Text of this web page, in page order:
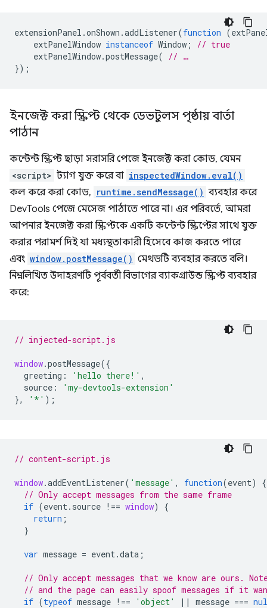
extensionPanel .onShown .addListener(function (
extPanelWindow instanceof Window ;
// true
extPanelWindow.postMessage(
// …
});
ইনজেক্ট করা স্ক্রিপ্ট থেকে ডেভটুলস পৃষ্ঠায় বার্তা
পাঠান
কন্টেন্ট স্ক্রিপ্ট ছাড়া সরাসরি পেজে ইনজেক্ট করা কোড, যেমন
<script> ট্যাগ যুক্ত করে বা inspectedWindow.eval()
কল করে করা কোড, runtime.sendMessage() ব্যবহার করে
DevTools পেজে মেসেজ পাঠাতে পারে না। এর পরিবর্তে, আমরা
আপনার ইনজেক্ট করা স্ক্রিপ্টকে একটি কন্টেন্ট স্ক্রিপ্টের সাথে যুক্ত
করার পরামর্শ দিই যা মধ্যস্থতাকারী হিসেবে কাজ করতে পারে
এবং window.postMessage() মেথডটি ব্যবহার করতে বলি।
নিম্নলিখিত উদাহরণটি পূর্ববর্তী বিভাগের ব্যাকগ্রাউন্ড স্ক্রিপ্ট ব্যবহার
করে:
// injected-script.js
window.postMessage({
greeting : 'hello there!' ,
source :
'my-devtools-extension'
},
'*' );
// content-script.js
window.addEventListener( 'message' , function(event)
{
// Only accept messages from the same frame
if (event. source !== window)
{
return ;
}
var message = event.data ;
// Only accept messages that we know are ours.
// and the page can easily spoof messages if it
if (typeof message !== 'object' || message ===